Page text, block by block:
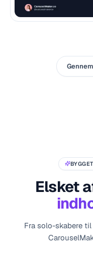
Elsket
Fra solo-skabere